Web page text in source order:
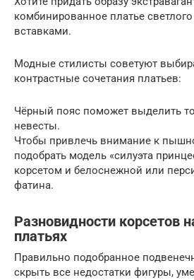
комбинированное платье
вставками.
Модные стилисты советуют
контрастные сочетания платьев:
Чёрный пояс поможет выделить
невесты.
Чтобы привлечь внимание к
подобрать модель «силуэта
корсетом и белоснежной или
фатина.
Разновидности корсетов
платьях
Правильно подобранное
скрыть все недостатки фигуры,